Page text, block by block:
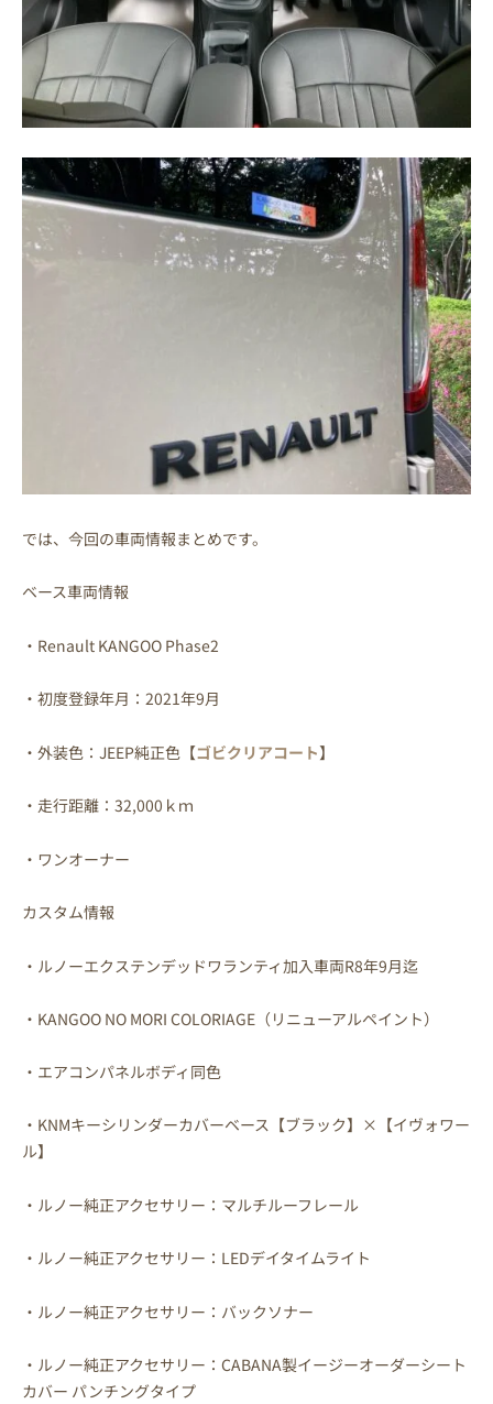
では、今回の車両情報まとめです。
ベース車両情報
・Renault KANGOO Phase2
・初度登録年月：2021年9月
・外装色：JEEP純正色【ゴビクリアコート】
・走行距離：32,000ｋｍ
・ワンオーナー
カスタム情報
・ルノーエクステンデッドワランティ加入車両R8年9月迄
・KANGOO NO MORI COLORIAGE（リニューアルペイント）
・エアコンパネルボディ同色
・KNMキーシリンダーカバーベース【ブラック】×【イヴォワー
ル】
・ルノー純正アクセサリー：マルチルーフレール
・ルノー純正アクセサリー：LEDデイタイムライト
・ルノー純正アクセサリー：バックソナー
・ルノー純正アクセサリー：CABANA製イージーオーダーシート
カバー パンチングタイプ